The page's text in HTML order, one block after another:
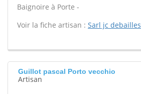
Baignoire à Porte -
Voir la fiche artisan : Sarl jc debailles
Guillot pascal Porto vecchio
Artisan